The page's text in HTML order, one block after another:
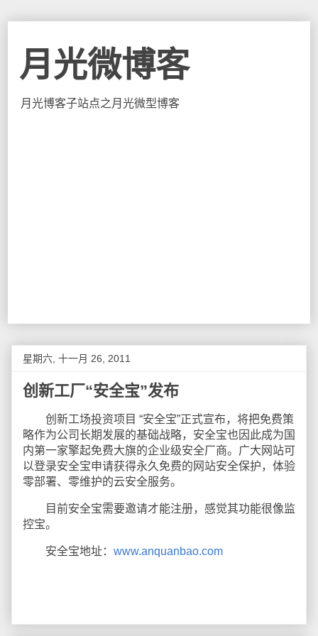
月光微博客
月光博客子站点之月光微型博客
星期六, 十一月 26, 2011
创新工厂“安全宝”发布
创新工场投资项目 “安全宝”正式宣布，将把免费策
略作为公司长期发展的基础战略，安全宝也因此成为国
内第一家擎起免费大旗的企业级安全厂商。广大网站可
以登录安全宝申请获得永久免费的网站安全保护，体验
零部署、零维护的云安全服务。
目前安全宝需要邀请才能注册，感觉其功能很像监
控宝。
安全宝地址： www.anquanbao.com